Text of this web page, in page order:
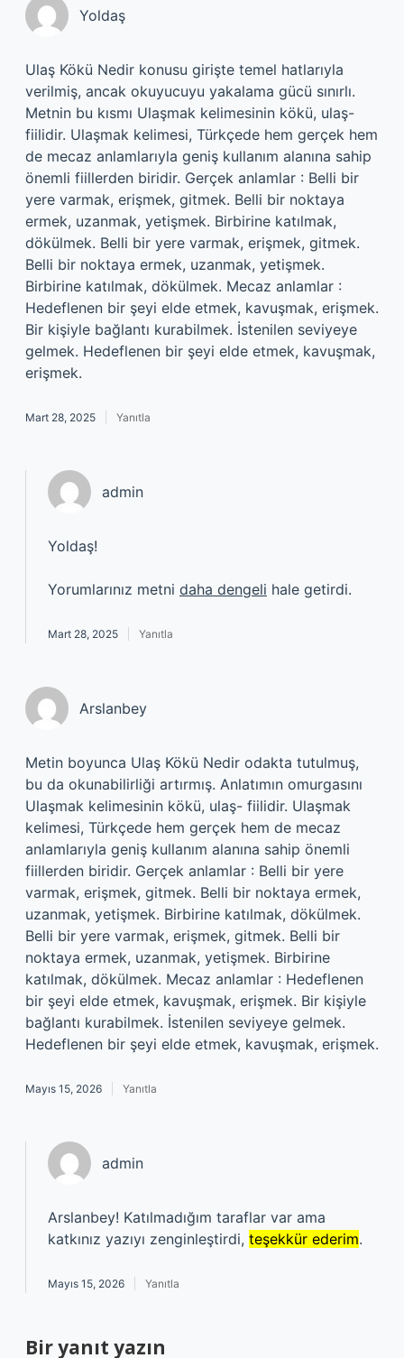
Yoldaş
Ulaş Kökü Nedir konusu girişte temel hatlarıyla
verilmiş, ancak okuyucuyu yakalama gücü sınırlı.
Metnin bu kısmı Ulaşmak kelimesinin kökü, ulaş-
fiilidir. Ulaşmak kelimesi, Türkçede hem gerçek hem
de mecaz anlamlarıyla geniş kullanım alanına sahip
önemli fiillerden biridir. Gerçek anlamlar : Belli bir
yere varmak, erişmek, gitmek. Belli bir noktaya
ermek, uzanmak, yetişmek. Birbirine katılmak,
dökülmek. Belli bir yere varmak, erişmek, gitmek.
Belli bir noktaya ermek, uzanmak, yetişmek.
Birbirine katılmak, dökülmek. Mecaz anlamlar :
Hedeflenen bir şeyi elde etmek, kavuşmak, erişmek.
Bir kişiyle bağlantı kurabilmek. İstenilen seviyeye
gelmek. Hedeflenen bir şeyi elde etmek, kavuşmak,
erişmek.
Mart 28, 2025 Yanıtla
admin
Yoldaş!
Yorumlarınız metni daha dengeli hale getirdi.
Mart 28, 2025 Yanıtla
Arslanbey
Metin boyunca Ulaş Kökü Nedir odakta tutulmuş,
bu da okunabilirliği artırmış. Anlatımın omurgasını
Ulaşmak kelimesinin kökü, ulaş- fiilidir. Ulaşmak
kelimesi, Türkçede hem gerçek hem de mecaz
anlamlarıyla geniş kullanım alanına sahip önemli
fiillerden biridir. Gerçek anlamlar : Belli bir yere
varmak, erişmek, gitmek. Belli bir noktaya ermek,
uzanmak, yetişmek. Birbirine katılmak, dökülmek.
Belli bir yere varmak, erişmek, gitmek. Belli bir
noktaya ermek, uzanmak, yetişmek. Birbirine
katılmak, dökülmek. Mecaz anlamlar : Hedeflenen
bir şeyi elde etmek, kavuşmak, erişmek. Bir kişiyle
bağlantı kurabilmek. İstenilen seviyeye gelmek.
Hedeflenen bir şeyi elde etmek, kavuşmak, erişmek.
Mayıs 15, 2026 Yanıtla
admin
Arslanbey! Katılmadığım taraflar var ama
katkınız yazıyı zenginleştirdi, teşekkür ederim.
Mayıs 15, 2026 Yanıtla
Bir yanıt yazın